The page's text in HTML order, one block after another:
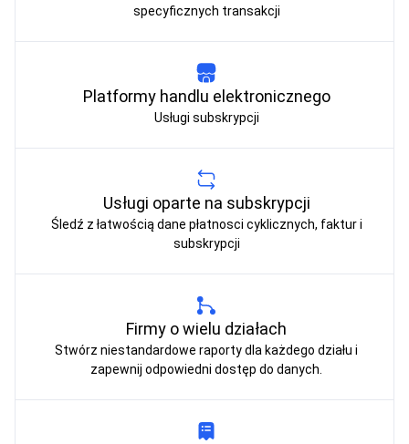
specyficznych transakcji
Platformy handlu elektronicznego
Usługi subskrypcji
Usługi oparte na subskrypcji
Śledź z łatwością dane płatnosci cyklicznych, faktur i
subskrypcji
Firmy o wielu działach
Stwórz niestandardowe raporty dla każdego działu i
zapewnij odpowiedni dostęp do danych.